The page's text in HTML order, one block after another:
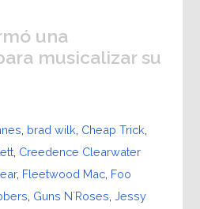
una
musicalizar su
, brad wilk, Cheap Trick,
, Creedence Clearwater
, Fleetwood Mac, Foo
, Guns N´Roses, Jessy